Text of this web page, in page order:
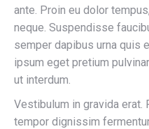
ante. Proin eu dolor
neque. Suspendisse
semper dapibus urna quis
ipsum eget pretium
ut interdum.
Vestibulum in gravida
tempor dignissim